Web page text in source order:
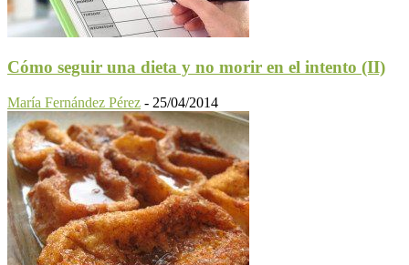
Cómo seguir una dieta y no morir en el intento (II)
María Fernández Pérez - 25/04/2014